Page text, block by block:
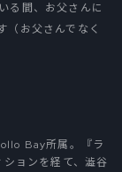
る間、お父さんに
（お父さんでなく
Bay所属。『ラ
ョンを経て、澁谷